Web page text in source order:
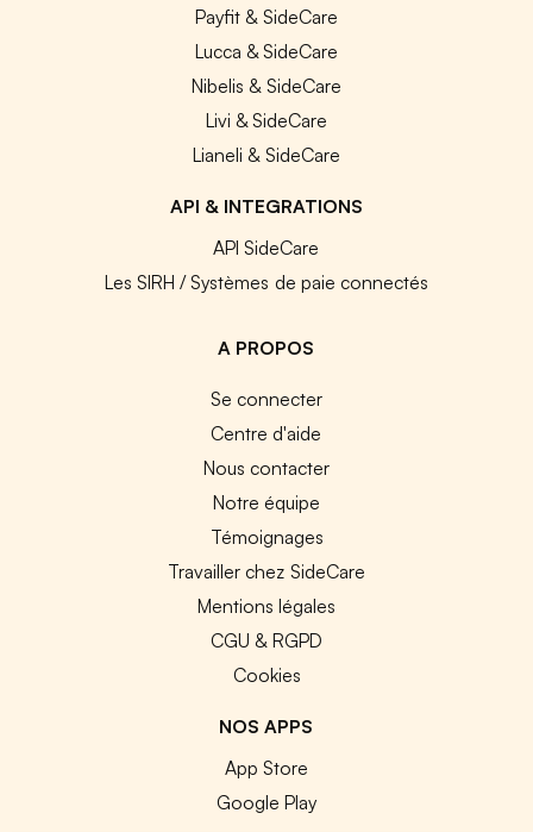
Payfit & SideCare
Lucca & SideCare
Nibelis & SideCare
Livi & SideCare
Lianeli & SideCare
API & INTEGRATIONS
API SideCare
Les SIRH / Systèmes de paie connectés
A PROPOS
Se connecter
Centre d'aide
Nous contacter
Notre équipe
Témoignages
Travailler chez SideCare
Mentions légales
CGU & RGPD
Cookies
NOS APPS
App Store
Google Play